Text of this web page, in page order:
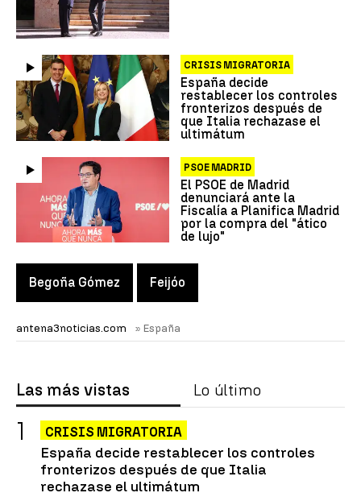
CRISIS MIGRATORIA
España decide
restablecer los controles
fronterizos después de
que Italia rechazase el
ultimátum
PSOE MADRID
El PSOE de Madrid
denunciará ante la
Fiscalía a Planifica Madrid
por la compra del "ático
de lujo"
Begoña Gómez Feijóo
antena3noticias.com » España
Las más vistas Lo último
CRISIS MIGRATORIA
España decide restablecer los controles
fronterizos después de que Italia
rechazase el ultimátum